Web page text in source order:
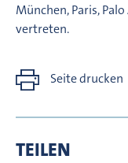
München, Paris,
vertreten.
Seite drucken
TEILEN